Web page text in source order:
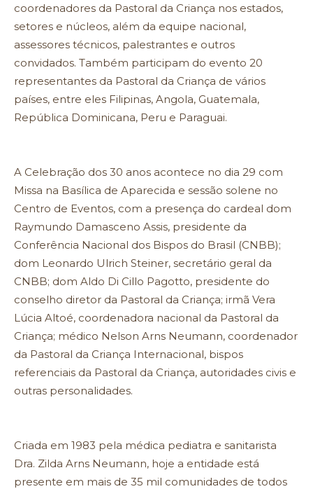
coordenadores da Pastoral da Criança nos estados,
setores e núcleos, além da equipe nacional,
assessores técnicos, palestrantes e outros
convidados. Também participam do evento 20
representantes da Pastoral da Criança de vários
países, entre eles Filipinas, Angola, Guatemala,
República Dominicana, Peru e Paraguai.
A Celebração dos 30 anos acontece no dia 29 com
Missa na Basílica de Aparecida e sessão solene no
Centro de Eventos, com a presença do cardeal dom
Raymundo Damasceno Assis, presidente da
Conferência Nacional dos Bispos do Brasil (CNBB);
dom Leonardo Ulrich Steiner, secretário geral da
CNBB; dom Aldo Di Cillo Pagotto, presidente do
conselho diretor da Pastoral da Criança; irmã Vera
Lúcia Altoé, coordenadora nacional da Pastoral da
Criança; médico Nelson Arns Neumann, coordenador
da Pastoral da Criança Internacional, bispos
referenciais da Pastoral da Criança, autoridades civis e
outras personalidades.
Criada em 1983 pela médica pediatra e sanitarista
Dra. Zilda Arns Neumann, hoje a entidade está
presente em mais de 35 mil comunidades de todos